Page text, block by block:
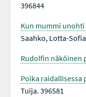
396844
Kun mummi
Saahko, Lotta-
Rudolfin näköinen
Poika raidallisessa
Tuija. 396581